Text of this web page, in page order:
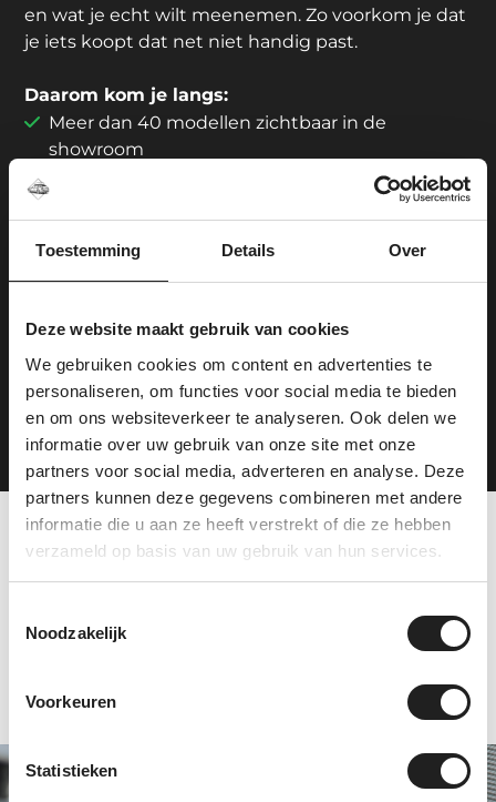
Toestemming Details Over
Deze website maakt gebruik van cookies
We gebruiken cookies om content en advertenties te
personaliseren, om functies voor social media te bieden
en om ons websiteverkeer te analyseren. Ook delen we
informatie over uw gebruik van onze site met onze
partners voor social media, adverteren en analyse. Deze
partners kunnen deze gegevens combineren met andere
informatie die u aan ze heeft verstrekt of die ze hebben
verzameld op basis van uw gebruik van hun services.
Noodzakelijk
Voorkeuren
Statistieken
en wat je echt wilt meenemen. Zo voorkom je dat
je iets koopt dat net niet handig past.
Daarom kom je langs:
Meer dan 40 modellen zichtbaar in de
showroom
Showroom en montage onder één dak
Centraal gelegen tussen Arnhem en Nijmegen
Ouders kunnen rustig rondkijken; voor
Geen koffie? De koelkast is goed gevuld.
Plan je route
Tevreden klanten over